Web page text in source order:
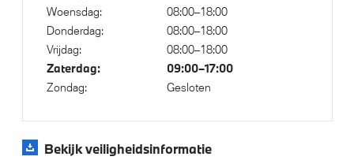
Steptronic transmissie met schakelpaddles aan het
stuurwiel
xDrive - Vierwielaandrijving
Veiligheid
Elektronisch Stabiliteits Programma
Woensdag:
08:00–18:00
Donderdag:
08:00–18:00
Vrijdag:
08:00–18:00
Zaterdag: 09:00–17:00
Zondag: Gesloten
Bekijk veiligheidsinformatie